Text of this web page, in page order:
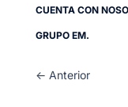
CUENTA CON
GRUPO EM.
← Anterior